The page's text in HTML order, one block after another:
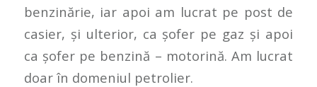
benzinărie, iar apoi am lucrat pe post de
casier, și ulterior, ca șofer pe gaz și apoi
ca șofer pe benzină – motorină. Am lucrat
doar în domeniul petrolier.